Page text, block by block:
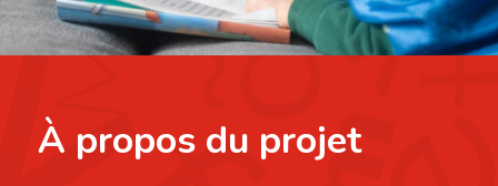
À propos du projet